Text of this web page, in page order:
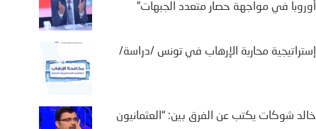
أوروبا في مواجهة حصار متعدد الجبهات”
إستراتيجية محاربة الإرهاب في تونس /دراسة/
خالد شوكات يكتب عن الفرق بين: “العثمانيون